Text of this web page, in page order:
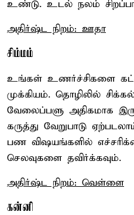
உண்டு. உடல் நலம்
அதிர்ஷ்ட நிறம்: ஊதா
சிம்மம்
உங்கள் உணர்ச்சிகளை
முக்கியம். தொழிலில்
வேலைப்பளு அதிகமாக
கருத்து வேறுபாடு
பண விஷயங்களில்
செலவுகளை தவிர்க்கவும்.
அதிர்ஷ்ட நிறம்: வெள்ளை
கன்னி